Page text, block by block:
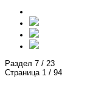
Раздел 7 / 23
Страница 1 / 94